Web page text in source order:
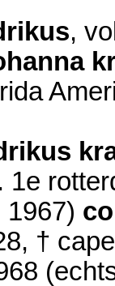
,
1e
1967)
, †